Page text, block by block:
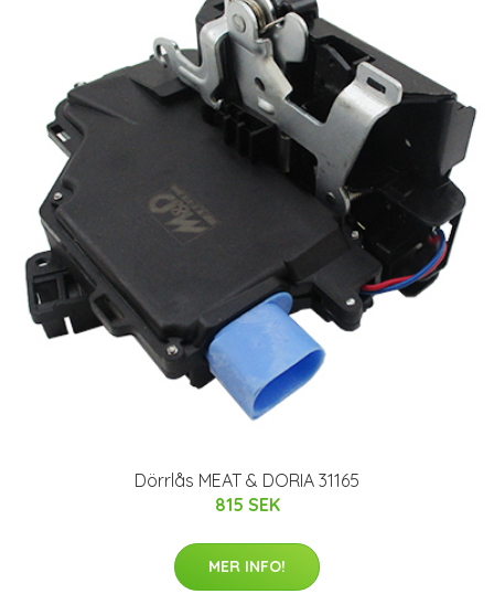
Dörrlås MEAT & DORIA 31165
815 SEK
MER INFO!